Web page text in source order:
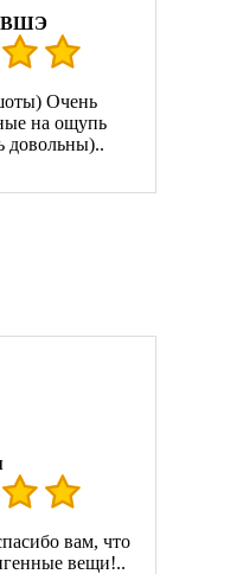
ВШЭ
Очень
на ощупь
довольны)..
вам, что
вещи!..